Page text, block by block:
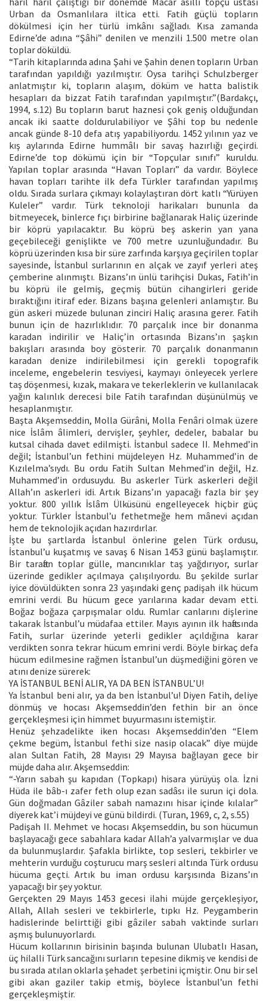
Urban da Osmanlılara iltica etti. Fatih güçlü topların
dökülmesi için her türlü imkânı sağladı. Kısa zamanda
Edirne’de adına “Şâhi” denilen ve menzili 1.500 metre olan
toplar döküldü.
“Tarih kitaplarında adına Şahi ve Şahin denen topların Urban
tarafından yapıldığı yazılmıştır. Oysa tarihçi Schulzberger
anlatmıştır ki, topların alaşım, döküm ve hatta balistik
hesapları da bizzat Fatih tarafından yapılmıştır.”(Bardakçı,
1994, s.12) Bu topların barut haznesi çok geniş olduğundan
ancak iki saatte doldurulabiliyor ve Şâhi top bu nedenle
ancak günde 8-10 defa atış yapabiliyordu. 1452 yılının yaz ve
kış aylarında Edirne hummâlı bir savaş hazırlığı geçirdi.
Edirne’de top dökümü için bir “Topçular sınıfı” kuruldu.
Yapılan toplar arasında “Havan Topları” da vardır. Böylece
havan topları tarihte ilk defa Türkler tarafından yapılmış
oldu. Sırada surlara çıkmayı kolaylaştıran dört katlı “Yürüyen
Kuleler” vardır. Türk teknoloji harikaları bununla da
bitmeyecek, binlerce fıçı birbirine bağlanarak Haliç üzerinde
bir köprü yapılacaktır. Bu köprü beş askerin yan yana
geçebileceği genişlikte ve 700 metre uzunluğundadır. Bu
köprü üzerinden kısa bir süre zarfında karşıya geçirilen toplar
sayesinde, İstanbul surlarının en alçak ve zayıf yerleri ateş
çemberine alınmıştı. Bizans’ın ünlü tarihçisi Dukas, Fatih’in
bu köprü ile gelmiş, geçmiş bütün cihangirleri geride
bıraktığını itiraf eder. Bizans başına gelenleri anlamıştır. Bu
gün askeri müzede bulunan zinciri Haliç arasına gerer. Fatih
bunun için de hazırlıklıdır. 70 parçalık ince bir donanma
karadan indirilir ve Haliç’in ortasında Bizans’ın şaşkın
bakışları arasında boy gösterir. 70 parçalık donanmanın
karadan denize indirilebilmesi için gerekli topografik
inceleme, engebelerin tesviyesi, kaymayı önleyecek yerlere
taş döşenmesi, kızak, makara ve tekerleklerin ve kullanılacak
yağın kalınlık derecesi bile Fatih tarafından düşünülmüş ve
hesaplanmıştır.
Başta Akşemseddin, Molla Gürâni, Molla Fenâri olmak üzere
nice İslâm âlimleri, dervişler, şeyhler, dedeler, babalar bu
kutsal cihada davet edilmişti. İstanbul sadece II. Mehmed’in
değil; İstanbul’un fethini müjdeleyen Hz. Muhammed’in de
Kızılelma’sıydı. Bu ordu Fatih Sultan Mehmed’in değil, Hz.
Muhammed’in ordusuydu. Bu askerler Türk askerleri değil
Allah’ın askerleri idi. Artık Bizans’ın yapacağı fazla bir şey
yoktur. 800 yıllık İslâm Ülküsünü engelleyecek hiçbir güç
yoktur. Türkler İstanbul’u fethetmeğe hem mânevi açıdan
hem de teknolojik açıdan hazırdırlar.
İşte bu şartlarda İstanbul önlerine gelen Türk ordusu,
İstanbul’u kuşatmış ve savaş 6 Nisan 1453 günü başlamıştır.
Bir taraftan toplar gülle, mancınıklar taş yağdırıyor, surlar
üzerinde gedikler açılmaya çalışılıyordu. Bu şekilde surlar
iyice dövüldükten sonra 23 yaşındaki genç padişah ilk hücum
emrini verdi. Bu hücum gece yarılarına kadar devam etti.
Boğaz boğaza çarpışmalar oldu. Rumlar canlarını dişlerine
takarak İstanbul’u müdafaa ettiler. Mayıs ayının ilk haftasında
Fatih, surlar üzerinde yeterli gedikler açıldığına karar
verdikten sonra tekrar hücum emrini verdi. Böyle birkaç defa
hücum edilmesine rağmen İstanbul’un düşmediğini gören ve
atını denize sürerek:
YA İSTANBUL BENİ ALIR, YA DA BEN İSTANBUL’U!
Ya İstanbul beni alır, ya da ben İstanbul’u! Diyen Fatih, deliye
dönmüş ve hocası Akşemseddin’den fethin bir an önce
gerçekleşmesi için himmet buyurmasını istemiştir.
Henüz şehzadelikte iken hocası Akşemseddin’den “Elem
çekme begüm, İstanbul fethi size nasip olacak” diye müjde
alan Sultan Fatih, 28 Mayısı 29 Mayısa bağlayan gece bir
müjde daha alır. Akşemseddin:
“-Yarın sabah şu kapıdan (Topkapı) hisara yürüyüş ola. İzni
Hüda ile bâb-ı zafer feth olup ezan sadâsı ile surun içi dola.
Gün doğmadan Gâziler sabah namazını hisar içinde kılalar”
diyerek kat’i müjdeyi ve günü bildirdi. (Turan, 1969, c, 2, s.55)
Padişah II. Mehmet ve hocası Akşemseddin, bu son hücumun
başlayacağı gece sabahlara kadar Allah’a yalvarmışlar ve dua
da bulunmuşlardır. Şafakla birlikte, top sesleri, tekbirler ve
mehterin vurduğu coşturucu marş sesleri altında Türk ordusu
hücuma geçti. Artık bu iman ordusu karşısında Bizans’ın
yapacağı bir şey yoktur.
Gerçekten 29 Mayıs 1453 gecesi ilahi müjde gerçekleşiyor,
Allah, Allah sesleri ve tekbirlerle, tıpkı Hz. Peygamberin
hadislerinde belirttiği gibi gâziler sabah vaktinde surları
aşmış bulunuyorlardı.
Hücum kollarının birisinin başında bulunan Ulubatlı Hasan,
üç hilalli Türk sancağını surların tepesine dikmiş ve kendisi de
bu sırada atılan oklarla şehadet şerbetini içmiştir. Onu bir sel
gibi akan gaziler takip etmiş, böylece İstanbul’un fethi
gerçekleşmiştir.